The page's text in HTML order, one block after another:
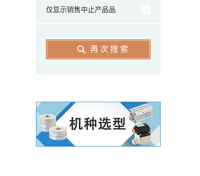
仅显示销售中止产品品
再次搜索